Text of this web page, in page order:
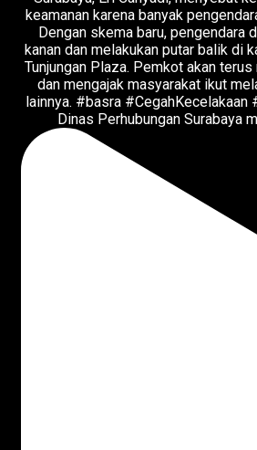
Dinas Perhubungan Surabaya